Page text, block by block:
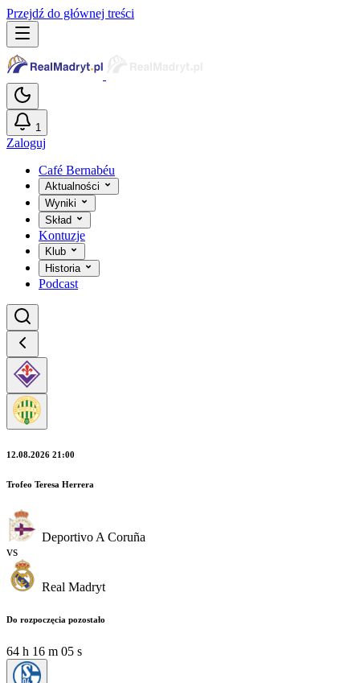
Przejdź do głównej treści
1
Zaloguj
Café Bernabéu
Aktualności
Wyniki
Skład
Kontuzje
Klub
Historia
Podcast
12.08.2026 21:00
Trofeo Teresa Herrera
Deportivo A Coruña
vs
Real Madryt
Do rozpoczęcia pozostało
64 h 16 m 04 s